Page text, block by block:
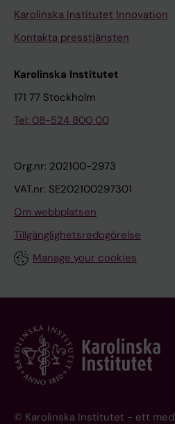
Karolinska Institutet Innovation
Kontakta presstjänsten
Karolinska Institutet
171 77 Stockholm
Tel: 08-524 800 00
Org.nr: 202100-2973
VAT.nr: SE202100297301
Om webbplatsen
Tillgänglighetsredogörelse
Manage your cookies
© Karolinska Institutet - ett